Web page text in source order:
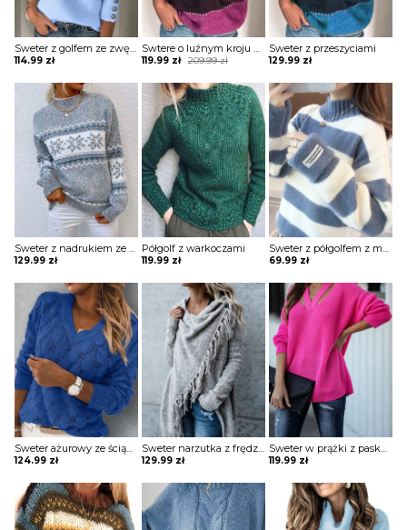
114.99 zł 209.99zł
Original
was:
209.99 zł.
119.99 zł
Current
is:
119.99 zł.
Sweter z przeszyciami
129.99 zł
129.99 zł
Półgolf z warkoczami
119.99 zł 69.99 zł
124.99 zł
Sweter narzutka z frędzlami
129.99 zł 119.99 zł